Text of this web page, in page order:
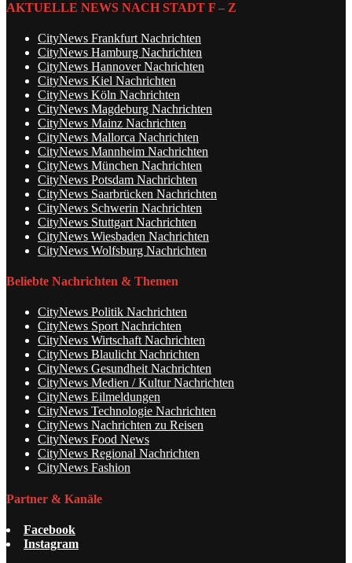
AKTUELLE NEWS NACH STADT F – Z
CityNews Frankfurt Nachrichten
CityNews Hamburg Nachrichten
CityNews Hannover Nachrichten
CityNews Kiel Nachrichten
CityNews Köln Nachrichten
CityNews Magdeburg Nachrichten
CityNews Mainz Nachrichten
CityNews Mallorca Nachrichten
CityNews Mannheim Nachrichten
CityNews München Nachrichten
CityNews Potsdam Nachrichten
CityNews Saarbrücken Nachrichten
CityNews Schwerin Nachrichten
CityNews Stuttgart Nachrichten
CityNews Wiesbaden Nachrichten
CityNews Wolfsburg Nachrichten
Beliebte Nachrichten & Themen
CityNews Politik Nachrichten
CityNews Sport Nachrichten
CityNews Wirtschaft Nachrichten
CityNews Blaulicht Nachrichten
CityNews Gesundheit Nachrichten
CityNews Medien / Kultur Nachrichten
CityNews Eilmeldungen
CityNews Technologie Nachrichten
CityNews Nachrichten zu Reisen
CityNews Food News
CityNews Regional Nachrichten
CityNews Fashion
Partner & Kanäle
Facebook
Instagram